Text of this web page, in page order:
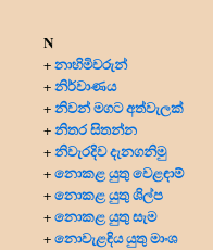
N
+නාහිමිවරුන්
+නිර්වාණය
+නිවන් මගට අත්වැලක්
+නිතර සිතන්න
+නිවැරදිව දැනගනිමු
+නොකළ යුතු වෙළඳාම්
+නොකළ යුතු ශිල්ප
+නොකළ යුතු සැම
+නොවැළඳිය යුතු මාංශ